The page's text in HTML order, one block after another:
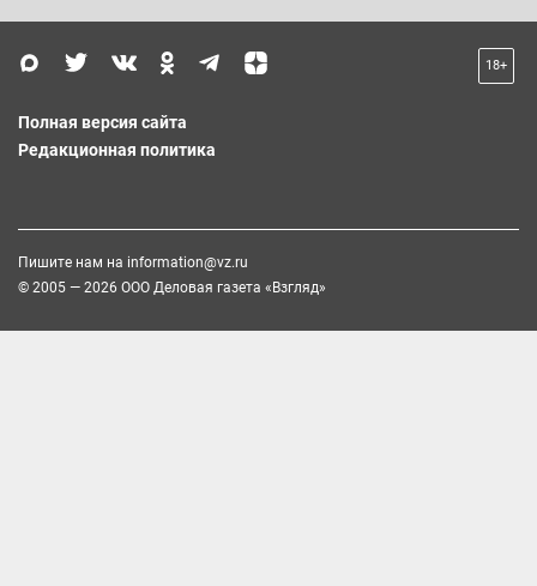
18+
Полная версия сайта
Редакционная политика
Пишите нам на information@vz.ru
© 2005 — 2026 ООО Деловая газета «Взгляд»